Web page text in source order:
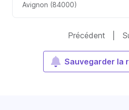
Avignon (84000)
Précédent
Sauvegarder la